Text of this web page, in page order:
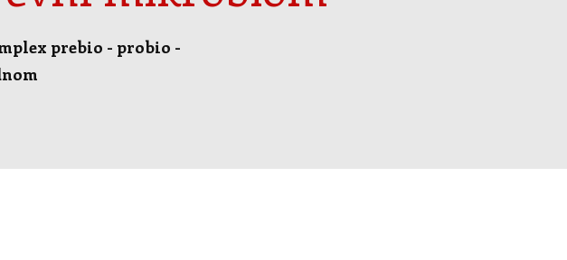
prebio - probio -